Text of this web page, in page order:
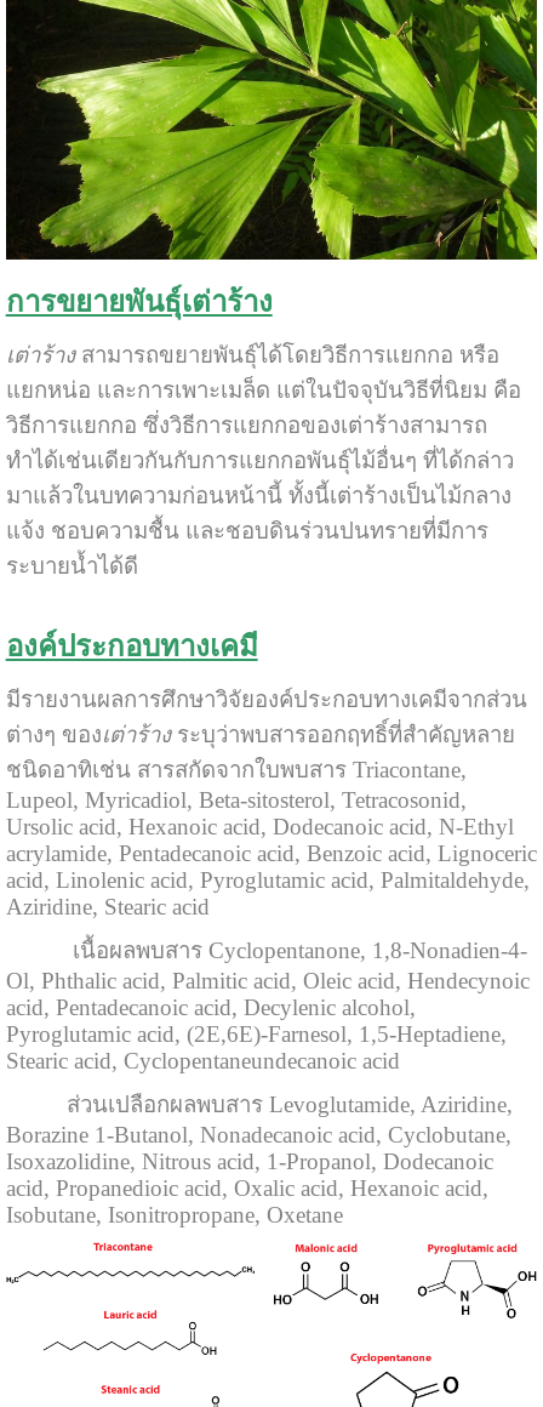
การขยายพันธุ์เต่าร้าง
เต่าร้างสามารถขยายพันธุ์ได้โดยวิธีการแยกกอ หรือ
แยกหน่อ และการเพาะเมล็ด แต่ในปัจจุบันวิธีที่นิยม คือ
วิธีการแยกกอ ซึ่งวิธีการแยกกอของเต่าร้างสามารถ
ทำได้เช่นเดียวกันกับการแยกกอพันธุ์ไม้อื่นๆ ที่ได้กล่าว
มาแล้วในบทความก่อนหน้านี้ ทั้งนี้เต่าร้างเป็นไม้กลาง
แจ้ง ชอบความชื้น และชอบดินร่วนปนทรายที่มีการ
ระบายน้ำได้ดี
องค์ประกอบทางเคมี
มีรายงานผลการศึกษาวิจัยองค์ประกอบทางเคมีจากส่วน
ต่างๆ ของเต่าร้างระบุว่าพบสารออกฤทธิ์ที่สำคัญหลาย
ชนิดอาทิเช่น สารสกัดจากใบพบสาร Triacontane,
Lupeol, Myricadiol, Beta-sitosterol, Tetracosonid,
Ursolic acid, Hexanoic acid, Dodecanoic acid, N-Ethyl
acrylamide, Pentadecanoic acid, Benzoic acid, Lignoceric
acid, Linolenic acid, Pyroglutamic acid, Palmitaldehyde,
Aziridine, Stearic acid
เนื้อผลพบสาร Cyclopentanone, 1,8-Nonadien-4-
Ol, Phthalic acid, Palmitic acid, Oleic acid, Hendecynoic
acid, Pentadecanoic acid, Decylenic alcohol,
Pyroglutamic acid, (2E,6E)-Farnesol, 1,5-Heptadiene,
Stearic acid, Cyclopentaneundecanoic acid
ส่วนเปลือกผลพบสาร Levoglutamide, Aziridine,
Borazine 1-Butanol, Nonadecanoic acid, Cyclobutane,
Isoxazolidine, Nitrous acid, 1-Propanol, Dodecanoic
acid, Propanedioic acid, Oxalic acid, Hexanoic acid,
Isobutane, Isonitropropane, Oxetane